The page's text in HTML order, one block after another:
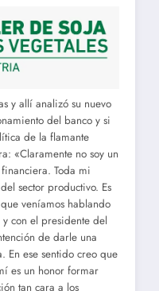
y allí analizó su nuevo
del banco y si
de la flamante
«Claramente no soy un
Toda mi
sector productivo. Es
veníamos hablando
con el presidente del
de darle una
En ese sentido creo que
es un honor formar
tan cara a los